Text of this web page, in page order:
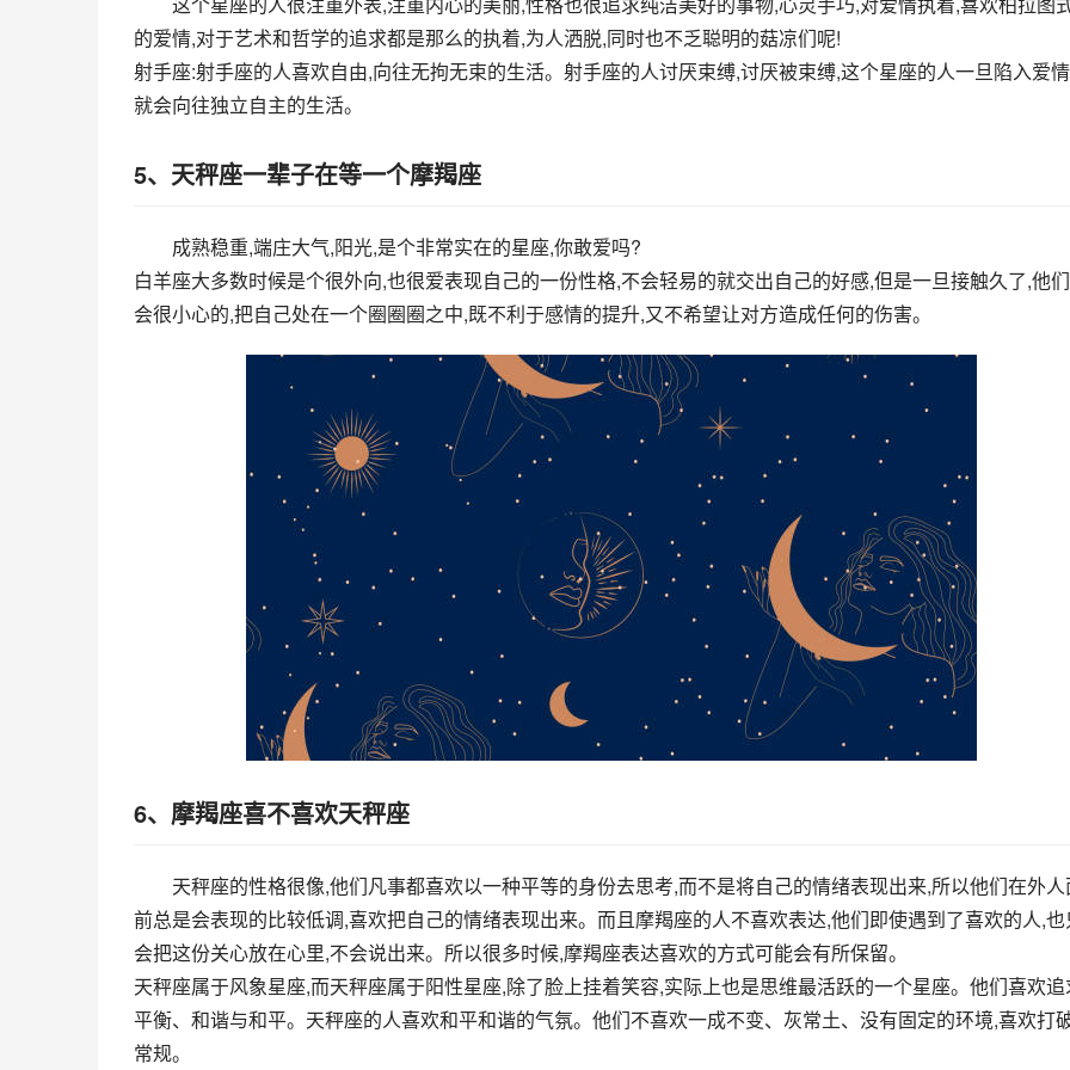
的爱情,对于艺术和哲学的追求都是那么的执着,为人洒脱,同时也不乏聪明的菇凉们呢!
射手座:射手座的人喜欢自由,向往无拘无束的生活。射手座的人讨厌束缚,讨厌被束缚,这个星座的人一旦陷入爱
就会向往独立自主的生活。
5、天秤座一辈子在等一个摩羯座
成熟稳重,端庄大气,阳光,是个非常实在的星座,你敢爱吗?
白羊座大多数时候是个很外向,也很爱表现自己的一份性格,不会轻易的就交出自己的好感,但是一旦接触久了,他
会很小心的,把自己处在一个圈圈圈之中,既不利于感情的提升,又不希望让对方造成任何的伤害。
6、摩羯座喜不喜欢天秤座
天秤座的性格很像,他们凡事都喜欢以一种平等的身份去思考,而不是将自己的情绪表现出来,所以他们在外
前总是会表现的比较低调,喜欢把自己的情绪表现出来。而且摩羯座的人不喜欢表达,他们即使遇到了喜欢的人,也
会把这份关心放在心里,不会说出来。所以很多时候,摩羯座表达喜欢的方式可能会有所保留。
天秤座属于风象星座,而天秤座属于阳性星座,除了脸上挂着笑容,实际上也是思维最活跃的一个星座。他们喜欢
平衡、和谐与和平。天秤座的人喜欢和平和谐的气氛。他们不喜欢一成不变、灰常土、没有固定的环境,喜欢打
常规。